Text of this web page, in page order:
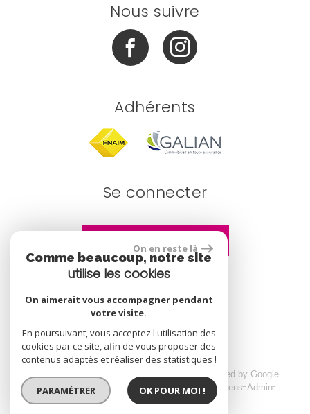
Nous suivre
Adhérents
Se connecter
site réalisé par
© 2026 | Tous droits réservés | Traduction powered by Google
Plan du site Mentions légales Nos honoraires Liens Admin
Toutes nos annonces
On en reste là
Comme beaucoup, notre site
utilise les cookies
On aimerait vous accompagner pendant
votre visite.
En poursuivant, vous acceptez l'utilisation des
cookies par ce site, afin de vous proposer des
contenus adaptés et réaliser des statistiques !
PARAMÉTRER OK POUR MOI !